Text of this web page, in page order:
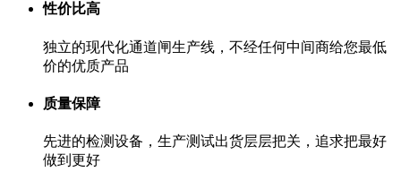
性价比高
独立的现代化通道闸生产线，不经任何中间商给您最低
价的优质产品
质量保障
先进的检测设备，生产测试出货层层把关，追求把最好
做到更好